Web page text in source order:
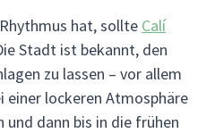
hat, sollte Calí
Stadt ist bekannt, den
zu lassen – vor allem
einer lockeren Atmosphäre
und dann bis in die frühen